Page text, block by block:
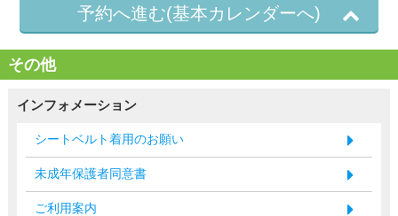
予約へ進む(基本カレンダーへ)
その他
インフォメーション
シートベルト着用のお願い
未成年保護者同意書
ご利用案内